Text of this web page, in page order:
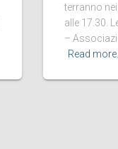
terranno
alle 17.30.
–
Read more…